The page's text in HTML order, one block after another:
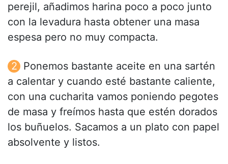
perejil, añadimos harina poco a poco junto
con la levadura hasta obtener una masa
espesa pero no muy compacta.
Ponemos bastante aceite en una sartén
a calentar y cuando esté bastante caliente,
con una cucharita vamos poniendo pegotes
de masa y freímos hasta que estén dorados
los buñuelos. Sacamos a un plato con papel
absolvente y listos.